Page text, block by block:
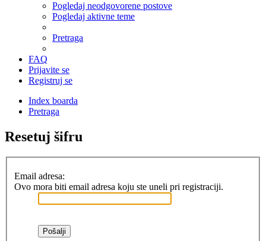
Pogledaj neodgovorene postove
Pogledaj aktivne teme
Pretraga
FAQ
Prijavite se
Registruj se
Index boarda
Pretraga
Resetuj šifru
Email adresa:
Ovo mora biti email adresa koju ste uneli pri registraciji.